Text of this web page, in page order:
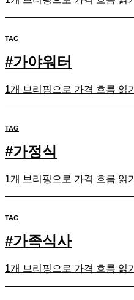
TAG
#가야워터
1개 브리핑으로 가격 흐름 읽기
TAG
#가정식
1개 브리핑으로 가격 흐름 읽기
TAG
#가족식사
1개 브리핑으로 가격 흐름 읽기